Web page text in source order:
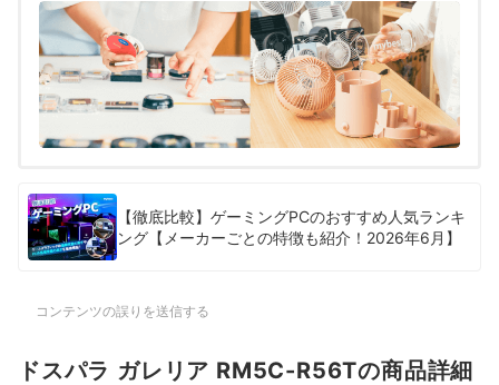
【徹底比較】ゲーミングPCのおすすめ人気ランキ
ング【メーカーごとの特徴も紹介！2026年6月】
コンテンツの誤りを送信する
ドスパラ ガレリア RM5C-R56Tの商品詳細